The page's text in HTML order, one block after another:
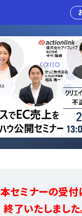
本セミナーの受付
終了いたしました